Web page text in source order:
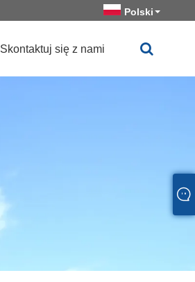
Polski
Skontaktuj się z nami